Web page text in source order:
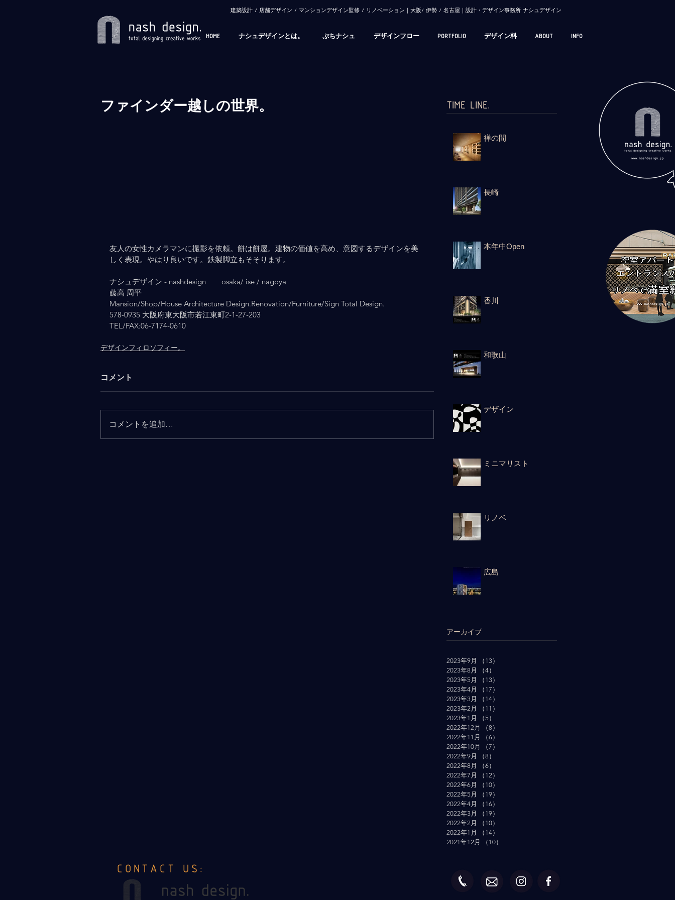
​建築設計 / 店舗デザイン / マンションデザイン監修 / リノベーション｜大阪/ 伊勢 / 名古屋｜設計・デザイン事務所 ナシュデザイン
HOME ナシュデザインとは。 ぷちナシュ デザインフロー PORTFOLIO デザイン料 ABOUT INFO
ファインダー越しの世界。
友人の女性カメラマンに撮影を依頼。餅は餅屋。建物の価値を高め、意図するデザインを美
しく表現。やはり良いです。鉄製脚立もそそります。
ナシュデザイン - nashdesign   　 osaka/ ise / nagoya
藤高 周平
Mansion/Shop/House Architecture Design.Renovation/Furniture/Sign Total Design.
578-0935 大阪府東大阪市若江東町2-1-27-203
TEL/FAX:06-7174-0610
デザインフィロソフィー。
コメント
コメントを追加…
TIME LINE.
禅の間
長崎
本年中Open
香川
和歌山
デザイン
ミニマリスト
リノベ
広島
アーカイブ
2023年9月 （13）
2023年8月
（4）
2023年5月
（13）
2023年4月
（17）
2023年3月
（14）
2023年2月
（11）
2023年1月
（5）
2022年12月
（8）
2022年11月
（6）
2022年10月
（7）
2022年9月
（8）
2022年8月
（6）
2022年7月
（12）
2022年6月
（10）
2022年5月
（19）
2022年4月
（16）
2022年3月
（19）
2022年2月
（10）
2022年1月
（14）
2021年12月
（10）
CONTACT US: